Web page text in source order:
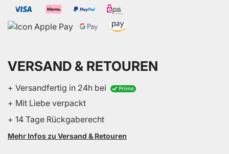
VERSAND & RETOUREN
+ Versandfertig in 24h bei
+ Mit Liebe verpackt
+ 14 Tage Rückgaberecht
Mehr Infos zu Versand & Retouren